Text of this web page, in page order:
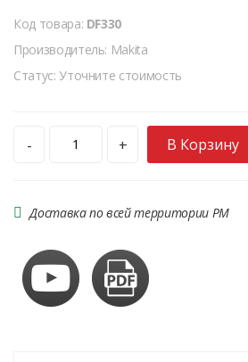
Код товара: DF330
Производитель: Makita
Статус: Уточните стоимость
- + В Корзину
Доставка по всей территории РМ